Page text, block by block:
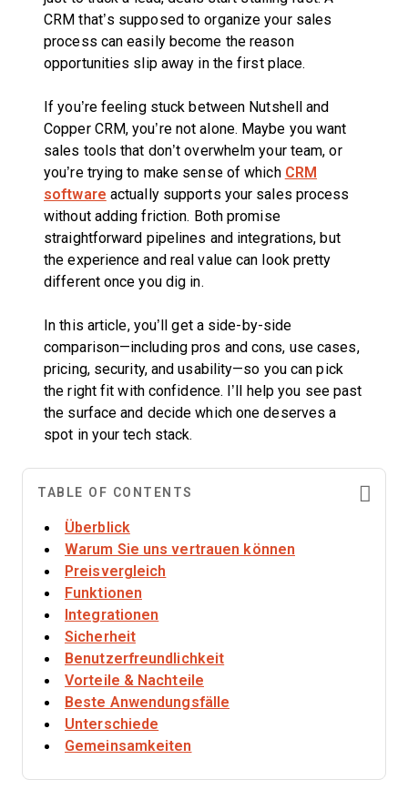
CRM that’s supposed to organize your sales
process can easily become the reason
opportunities slip away in the first place.
If you’re feeling stuck between Nutshell and
Copper CRM, you’re not alone. Maybe you want
sales tools that don’t overwhelm your team, or
you’re trying to make sense of which CRM
software actually supports your sales process
without adding friction. Both promise
straightforward pipelines and integrations, but
the experience and real value can look pretty
different once you dig in.
In this article, you’ll get a side-by-side
comparison—including pros and cons, use cases,
pricing, security, and usability—so you can pick
the right fit with confidence. I’ll help you see past
the surface and decide which one deserves a
spot in your tech stack.
TABLE OF CONTENTS
Überblick
Warum Sie uns vertrauen können
Preisvergleich
Funktionen
Integrationen
Sicherheit
Benutzerfreundlichkeit
Vorteile & Nachteile
Beste Anwendungsfälle
Unterschiede
Gemeinsamkeiten